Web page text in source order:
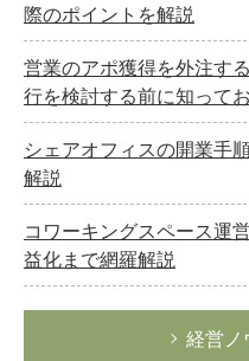
際のポイントを解説
営業のアポ獲得を外注す
行を検討する前に知って
シェアオフィスの開業手
解説
コワーキングスペース運
益化まで網羅解説
経営ノ